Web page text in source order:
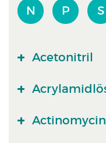
N P S
Acetonitril